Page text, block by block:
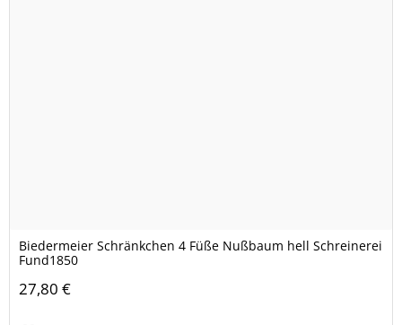
Biedermeier Schränkchen 4 Füße Nußbaum hell Schreinerei
Fund1850
27,80 €